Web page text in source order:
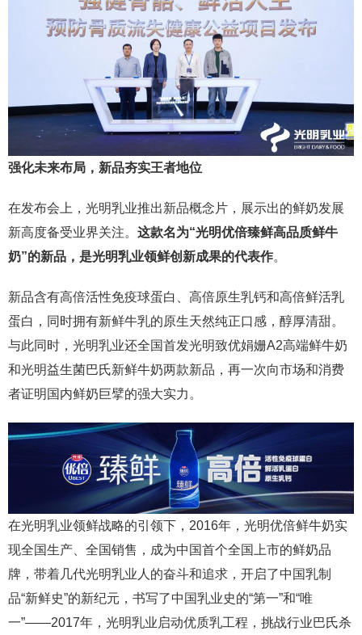
强化未来布局，新品夯实王者地位
在发布会上，光明乳业推出新品概念片，展示出的鲜奶发展
新高度备受业界关注。 这款名为“光明优倍臻鲜高品质鲜牛
奶”的新品，是光明乳业领鲜创新成果的代表作。
新品含有高倍活性免疫球蛋白、高倍原生乳钙和高倍鲜活乳
蛋白，同时拥有新鲜牛乳的原生天然纯正口感，醇厚清甜。
与此同时，光明乳业还全国首发光明致优娟姗A2高端鲜牛奶
和光明益生菌巴氏新鲜牛奶两款新品，再一次向市场和消费
者证明国内鲜奶巨擘的强大实力。
在光明乳业领鲜战略的引领下，2016年，光明优倍鲜牛奶实
现全国生产、全国销售，成为中国首个全国上市的鲜奶品
牌，带着几代光明乳业人的奋斗和追求，开启了中国乳制
品“新鲜史”的新纪元，书写了中国乳业史的“第一”和“唯
一”——2017年，光明乳业启动优质乳工程，挑战行业巴氏杀